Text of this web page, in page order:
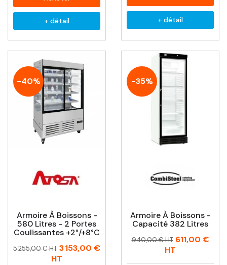
+ détail + détail
-40%
Armoire À Boissons -
580 Litres - 2 Portes
Coulissantes +2°/+8°C
Prix
Prix
5 255,00 € HT 3 153,00 €
HT
-35%
Armoire À Boissons -
Capacité 382 Litres
Prix
Prix
940,00 € HT 611,00 €
HT